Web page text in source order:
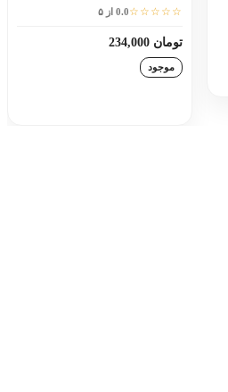
☆☆☆☆☆0.0 از ۵
تومان 234,000
موجود